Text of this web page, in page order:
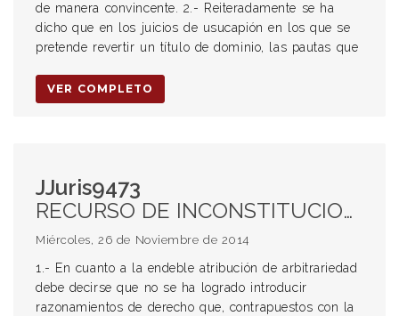
de manera convincente. 2.- Reiteradamente se ha
dicho que en los juicios de usucapión en los que se
pretende revertir un título de dominio, las pautas que
VER COMPLETO
JJuris9473
RECURSO DE INCONSTITUCIONALIDAD RECHAZADO. AUSENCIA DE ARBITRARIEDAD. LEY 10.000. AMPARO COLECTIVO DE PROTECCIÓN DE INTERESES DIFUSOS. OBRA PÚBLICA. ESTUDIO DE IMPACTO AMBIENTAL. ARGUMENTOS CIENTÍFICOS. CAMBIOS EN EL MARCO VISUAL DE LA ZONA. DERECHO DE LA COMUNIDAD A LA PARTICIPACIÓN CIUDADANA. AUDIENCIAS PÚBLICAS. INNECESARIEDAD DEL SEGURO OBLIGATORIO. SOLVENCIA DEL ESTADO. AUSENCIA DE ACTIVIDAD RIESGOSA.
Miércoles, 26 de Noviembre de 2014
1.- En cuanto a la endeble atribución de arbitrariedad
debe decirse que no se ha logrado introducir
razonamientos de derecho que, contrapuestos con la